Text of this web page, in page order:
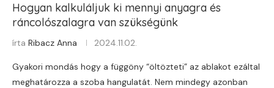
Hogyan kalkuláljuk ki mennyi anyagra és
ráncolószalagra van szükségünk
írta Ribacz Anna 2024.11.02.
Gyakori mondás hogy a függöny “öltözteti” az ablakot ezáltal
meghatározza a szoba hangulatát. Nem mindegy azonban